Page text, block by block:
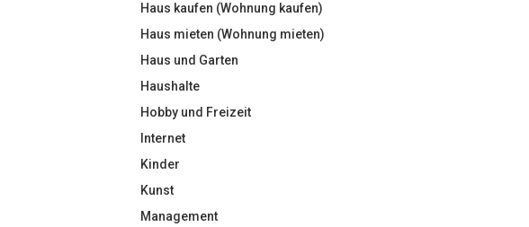
Haus kaufen (Wohnung kaufen)
Haus mieten (Wohnung mieten)
Haus und Garten
Haushalte
Hobby und Freizeit
Internet
Kinder
Kunst
Management